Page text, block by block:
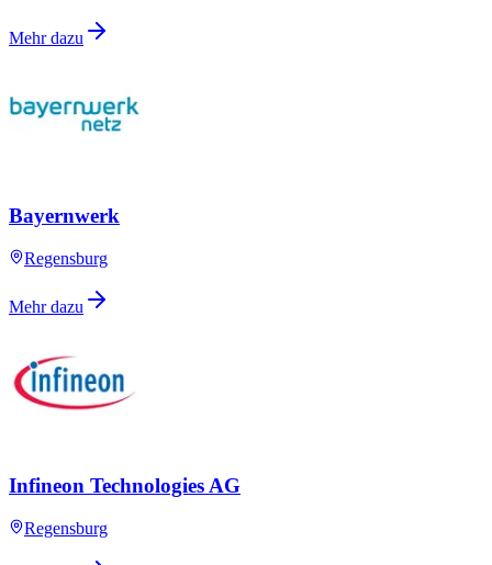
Mehr dazu
Bayernwerk
Regensburg
Mehr dazu
Infineon Technologies AG
Regensburg